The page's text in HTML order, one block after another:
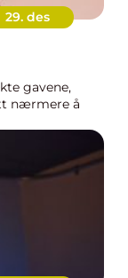
29. des
gavene,
nærmere å